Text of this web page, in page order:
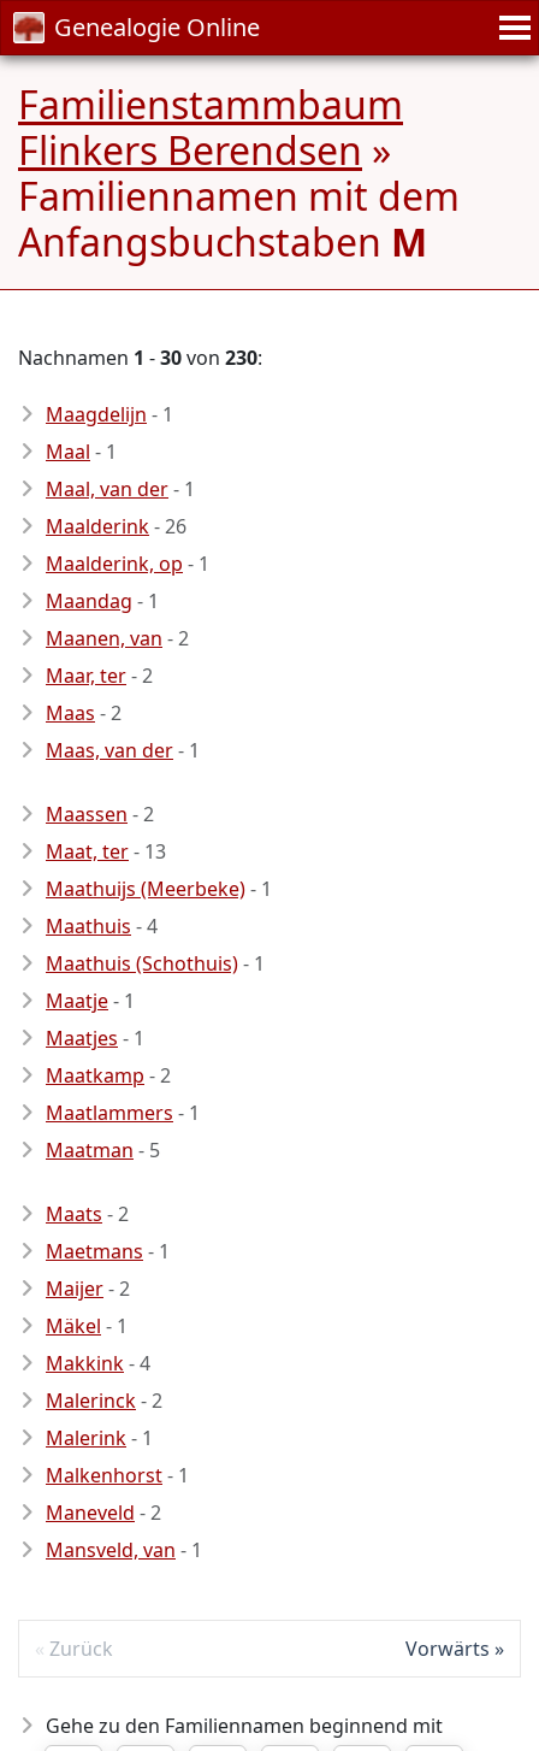
Genealogie Online
Familienstammbaum
Flinkers Berendsen »
Familiennamen mit dem
Anfangsbuchstaben M
Nachnamen 1 -30von 230:
Maagdelijn - 1
Maal - 1
Maal, van der- 1
Maalderink- 26
Maalderink, op - 1
Maandag - 1
Maanen, van - 2
Maar, ter- 2
Maas - 2
Maas, van der- 1
Maassen - 2
Maat, ter- 13
Maathuijs (Meerbeke)- 1
Maathuis - 4
Maathuis (Schothuis)- 1
Maatje- 1
Maatjes - 1
Maatkamp - 2
Maatlammers - 1
Maatman - 5
Maats - 2
Maetmans - 1
Maijer- 2
Mäkel - 1
Makkink- 4
Malerinck- 2
Malerink- 1
Malkenhorst- 1
Maneveld - 2
Mansveld, van - 1
Zurück Vorwärts
Gehe zu den Familiennamen beginnend mit